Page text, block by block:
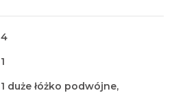
4
1
1 duże łóżko podwójne,